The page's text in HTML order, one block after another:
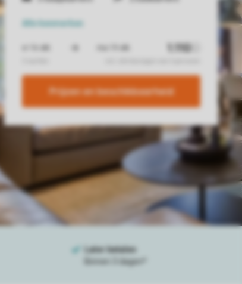
Alle kenmerken
Prijzen en beschikbaarheid